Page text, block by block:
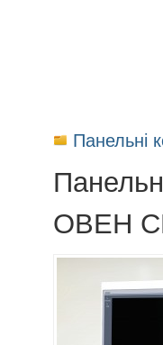
Панельні
ОВЕН